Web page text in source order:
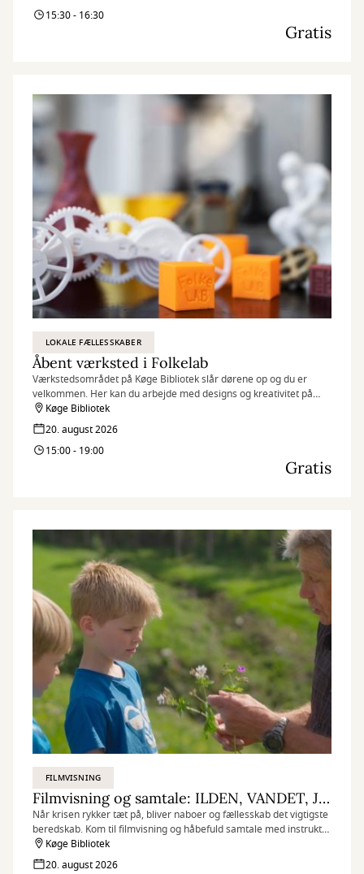
15:30 - 16:30
Gratis
LOKALE FÆLLESSKABER
Åbent værksted i Folkelab
Værkstedsområdet på Køge Bibliotek slår dørene op og du er
velkommen. Her kan du arbejde med designs og kreativitet på
f.eks. 3D-printere, broderimaskiner og folieskærere, samt
udveksle idéer og dele viden med andre.
Køge Bibliotek
20. august 2026
15:00 - 19:00
Gratis
FILMVISNING
Filmvisning og samtale: ILDEN, VANDET, JORDEN, LUFTEN
Når krisen rykker tæt på, bliver naboer og fællesskab det vigtigste
beredskab. Kom til filmvisning og håbefuld samtale med instruktør
Phie Ambo og lokale grønne aktører.
Køge Bibliotek
20. august 2026